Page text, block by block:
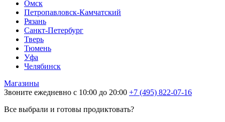
Омск
Петропавловск-Камчатский
Рязань
Санкт-Петербург
Тверь
Тюмень
Уфа
Челябинск
Магазины
Звоните ежедневно с 10:00 до 20:00 +7 (495) 822-07-16
Все выбрали и готовы продиктовать?